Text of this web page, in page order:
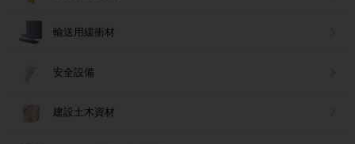
輸送用緩衝材
安全設備
建設土木資材